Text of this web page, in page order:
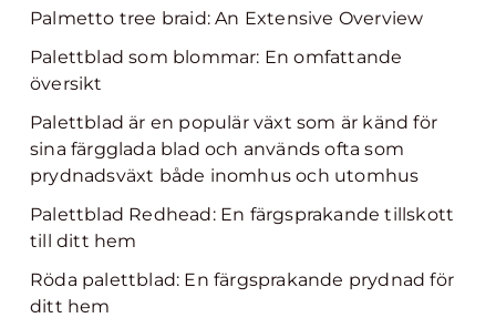
Palmetto tree braid: An Extensive Overview
Palettblad som blommar: En omfattande
översikt
Palettblad är en populär växt som är känd för
sina färgglada blad och används ofta som
prydnadsväxt både inomhus och utomhus
Palettblad Redhead: En färgsprakande tillskott
till ditt hem
Röda palettblad: En färgsprakande prydnad för
ditt hem